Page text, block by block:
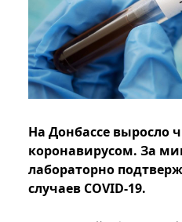
На Донбассе выросло
коронавирусом. За
лабораторно
случаев COVID-19.